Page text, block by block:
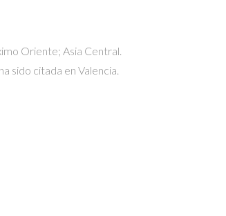
Oriente; Asia Central.
sido citada en Valencia.